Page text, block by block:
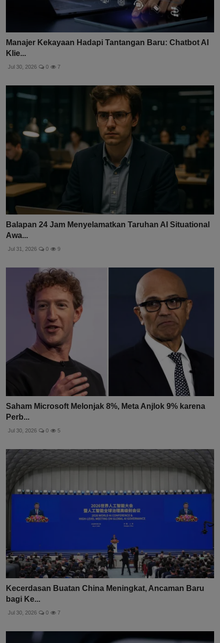
Manajer Kekayaan Hadapi Tantangan Baru: Chatbot AI
Klie...
Jul 30, 2026 0 7
Balapan 24 Jam Menyelamatkan Taruhan AI Situational
Awa...
Jul 31, 2026 0 9
Saham Microsoft Melonjak 8%, Meta Anjlok 9% karena
Perb...
Jul 30, 2026 0 5
Kecerdasan Buatan China Meningkat, Ancaman Baru
bagi Ke...
Jul 30, 2026 0 7